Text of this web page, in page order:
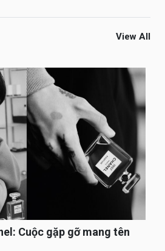
View All
Cuộc gặp gỡ mang tên